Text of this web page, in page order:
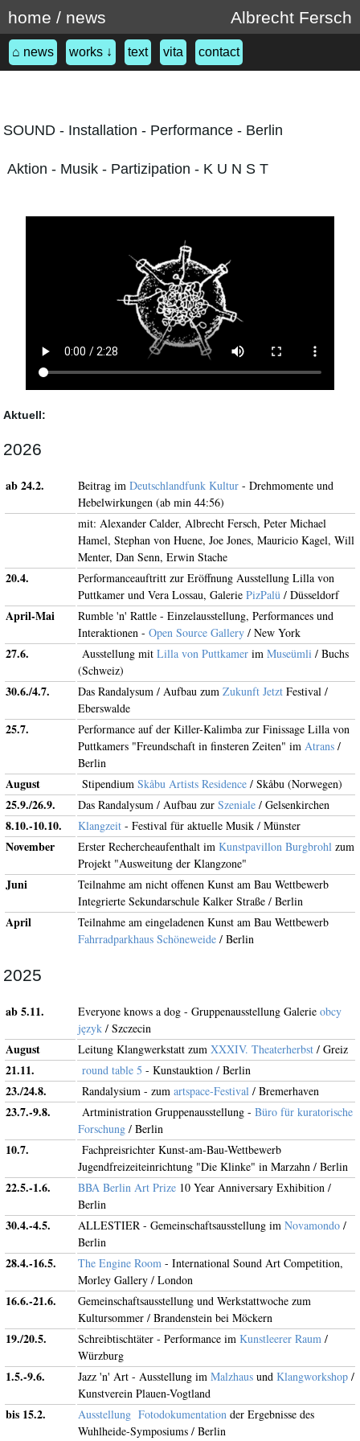
home / news Albrecht Fersch
⌂ news works ↓ text vita contact
SOUND - Installation - Performance - Berlin
Aktion - Musik - Partizipation - K U N S T
Aktuell:
2026
ab 24.2. Beitrag im Deutschlandfunk Kultur - Drehmomente und
Hebelwirkungen (ab min 44:56)
mit: Alexander Calder, Albrecht Fersch, Peter Michael
Hamel, Stephan von Huene, Joe Jones, Mauricio Kagel, Will
Menter, Dan Senn, Erwin Stache
20.4.
Performanceauftritt zur Eröffnung Ausstellung Lilla von
Puttkamer und Vera Lossau, Galerie PizPalü / Düsseldorf
April-Mai
Rumble 'n' Rattle - Einzelausstellung, Performances und
Interaktionen - Open Source Gallery / New York
27.6. Ausstellung mit Lilla von Puttkamer im Museümli / Buchs
(Schweiz)
30.6./4.7. Das Randalysum / Aufbau zum Zukunft Jetzt Festival /
Eberswalde
25.7.
Performance auf der Killer-Kalimba zur Finissage Lilla von
Puttkamers "Freundschaft in finsteren Zeiten" im Atrans /
Berlin
August Stipendium Skåbu Artists Residence / Skåbu (Norwegen)
25.9./26.9. Das Randalysum / Aufbau zur Szeniale / Gelsenkirchen
8.10.-10.10. Klangzeit - Festival für aktuelle Musik / Münster
November Erster Rechercheaufenthalt im Kunstpavillon Burgbrohl zum
Projekt "Ausweitung der Klangzone"
Juni
Teilnahme am nicht offenen Kunst am Bau Wettbewerb
Integrierte Sekundarschule Kalker Straße / Berlin
April
Teilnahme am eingeladenen Kunst am Bau Wettbewerb
Fahrradparkhaus Schöneweide / Berlin
2025
ab 5.11. Everyone knows a dog - Gruppenausstellung Galerie obcy
język / Szczecin
August Leitung Klangwerkstatt zum XXXIV. Theaterherbst / Greiz
21.11. round table 5 - Kunstauktion / Berlin
23./24.8. Randalysium - zum artspace-Festival / Bremerhaven
23.7.-9.8. Artministration Gruppenausstellung - Büro für kuratorische
Forschung / Berlin
10.7.
Fachpreisrichter Kunst-am-Bau-Wettbewerb
Jugendfreizeiteinrichtung "Die Klinke" in Marzahn / Berlin
22.5.-1.6. BBA Berlin Art Prize 10 Year Anniversary Exhibition /
Berlin
30.4.-4.5. ALLESTIER - Gemeinschaftsausstellung im Novamondo /
Berlin
28.4.-16.5. The Engine Room - International Sound Art Competition,
Morley Gallery / London
16.6.-21.6.
Gemeinschaftsausstellung und Werkstattwoche zum
Kultursommer / Brandenstein bei Möckern
19./20.5. Schreibtischtäter - Performance im Kunstleerer Raum /
Würzburg
1.5.-9.6. Jazz 'n' Art - Ausstellung im Malzhaus und Klangworkshop /
Kunstverein Plauen-Vogtland
bis 15.2. Ausstellung Fotodokumentation der Ergebnisse des
Wuhlheide-Symposiums / Berlin